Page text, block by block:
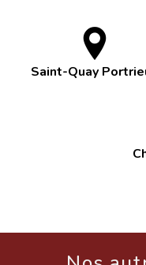
Saint-Quay